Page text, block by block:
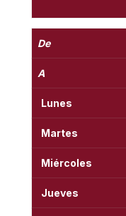
De
A
Lunes
Martes
Miércoles
Jueves